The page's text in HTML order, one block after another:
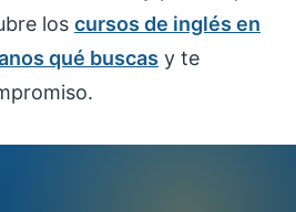
los cursos de inglés en
qué buscas y te